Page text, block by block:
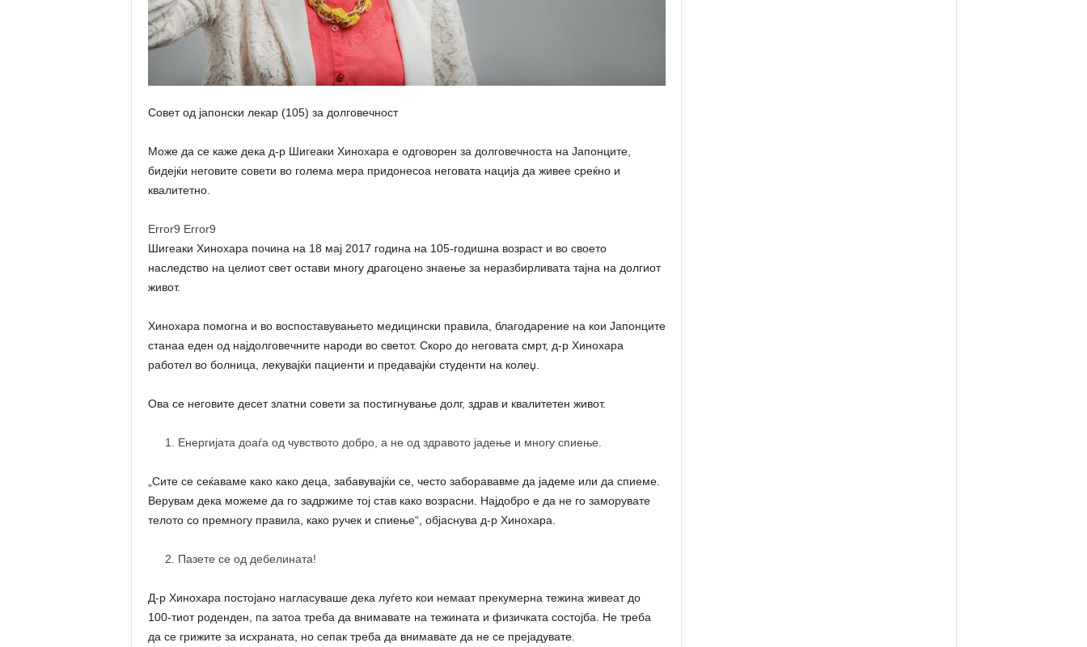
Совет од јапонски лекар (105) за долговечност
Може да се каже дека д-р Шигеаки Хинохара е одговорен за долговечноста на Јапонците,
бидејќи неговите совети во голема мера придонесоа неговата нација да живее среќно и
квалитетно.
Error9 Error9
Шигеаки Хинохара почина на 18 мај 2017 година на 105-годишна возраст и во своето
наследство на целиот свет остави многу драгоцено знаење за неразбирливата тајна на долгиот
живот.
Хинохара помогна и во воспоставувањето медицински правила, благодарение на кои Јапонците
станаа еден од најдолговечните народи во светот. Скоро до неговата смрт, д-р Хинохара
работел во болница, лекувајќи пациенти и предавајќи студенти на колеџ.
Ова се неговите десет златни совети за постигнување долг, здрав и квалитетен живот.
Енергијата доаѓа од чувството добро, а не од здравото јадење и многу спиење.
„Сите се сеќаваме како како деца, забавувајќи се, често заборававме да јадеме или да спиеме.
Верувам дека можеме да го задржиме тој став како возрасни. Најдобро е да не го заморувате
телото со премногу правила, како ручек и спиење“, објаснува д-р Хинохара.
Пазете се од дебелината!
Д-р Хинохара постојано нагласуваше дека луѓето кои немаат прекумерна тежина живеат до
100-тиот роденден, па затоа треба да внимавате на тежината и физичката состојба. Не треба
да се грижите за исхраната, но сепак треба да внимавате да не се прејадувате.